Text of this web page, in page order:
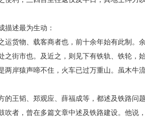
描述最为生动：
运货物、载客商者也，前十余年始有此制。
之街市也。及近之，则见下有铁轨、铁轮，
两岸猿声啼不住，火车已过万重山。虽木牛
的王韬、郑观应、薛福成等，都述及铁路问
吹者，曾在多篇文章中述及铁路建设。他说